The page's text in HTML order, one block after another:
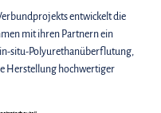
entwickelt die
mit ihren Partnern ein
situ-Polyurethanüberflutung,
Herstellung hochwertiger